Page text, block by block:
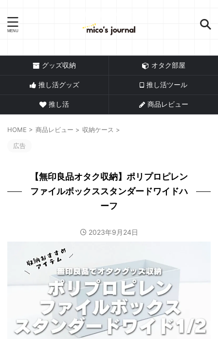
グッズ収納 オタク部屋
推し活グッズ 推し活ツール
推し活 商品レビュー
HOME > 商品レビュー > 収納ケース >
広告
【無印良品オタク収納】ポリプロピレン
ファイルボックススタンダードワイドハ
ーフ
2023年9月24日